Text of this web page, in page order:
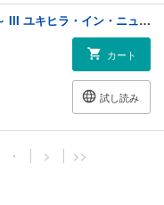
食戟のソーマ ～a la carte～ III ユキヒラ・イン・ニューヨーク
カート
試し読み
・ > >>